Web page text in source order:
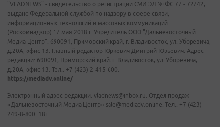
"VLADNEWS" - свидетельство о регистрации СМИ ЭЛ № ФС 77 - 72742,
выдано Федеральной службой по надзору в сфере связи,
информационных технологий и массовых коммуникаций
(Роскомнадзор) 17 мая 2018 г. Учредитель ООО "Дальневосточный
Медиа Центр". 690091, Приморский край, г. Владивосток, ул. Уборевича,
д.20А, офис 13. Главный редактор Юркевич Дмитрий Юрьевич. Адрес
редакции: 690091, Приморский край, г. Владивосток, ул. Уборевича,
д.20А, офис 13. Тел.: +7 (423) 2-415-600.
https://mediadv.online/
Электронный адрес редакции: vladnews@inbox.ru. Отдел продаж
«Дальневосточный Медиа Центр» sale@mediadv.online. Тел.: +7 (423)
249-8-800. 18+